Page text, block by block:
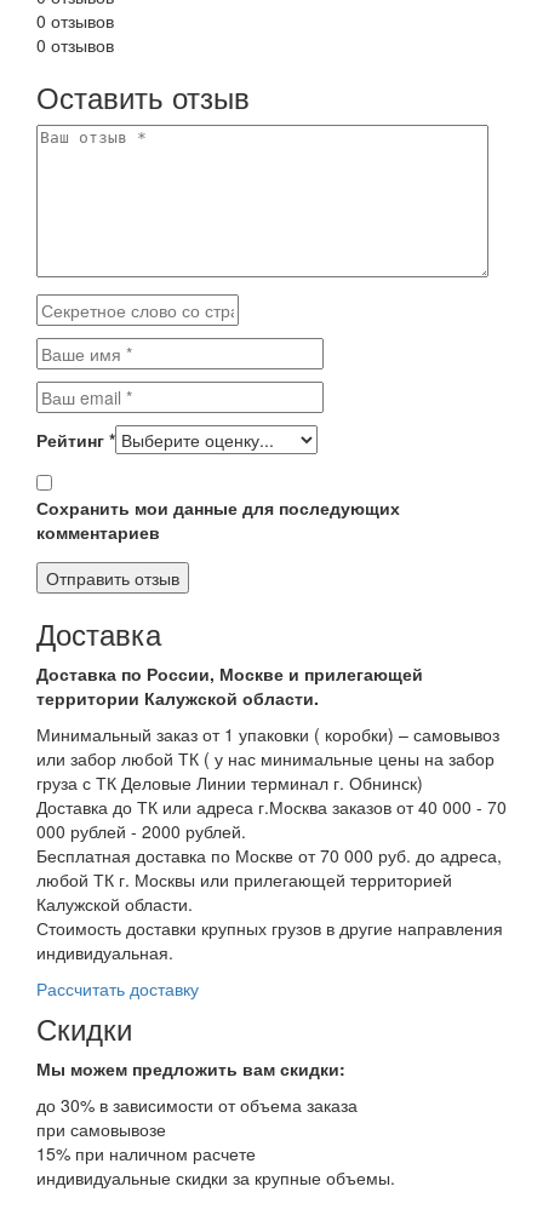
0 отзывов
0 отзывов
Оставить отзыв
Рейтинг *
Сохранить мои данные для последующих
комментариев
Доставка
Доставка по России, Москве и прилегающей
территории Калужской области.
Минимальный заказ от 1 упаковки ( коробки) – самовывоз
или забор любой ТК ( у нас минимальные цены на забор
груза с ТК Деловые Линии терминал г. Обнинск)
Доставка до ТК или адреса г.Москва заказов от 40 000 - 70
000 рублей - 2000 рублей.
Бесплатная доставка по Москве от 70 000 руб. до адреса,
любой ТК г. Москвы или прилегающей территорией
Калужской области.
Стоимость доставки крупных грузов в другие направления
индивидуальная.
Рассчитать доставку
Скидки
Мы можем предложить вам скидки:
до 30% в зависимости от объема заказа
при самовывозе
15% при наличном расчете
индивидуальные скидки за крупные объемы.